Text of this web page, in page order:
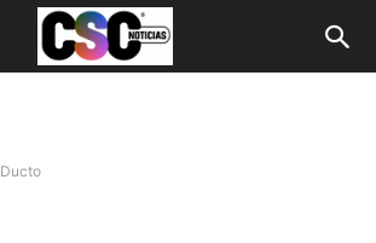
Ducto